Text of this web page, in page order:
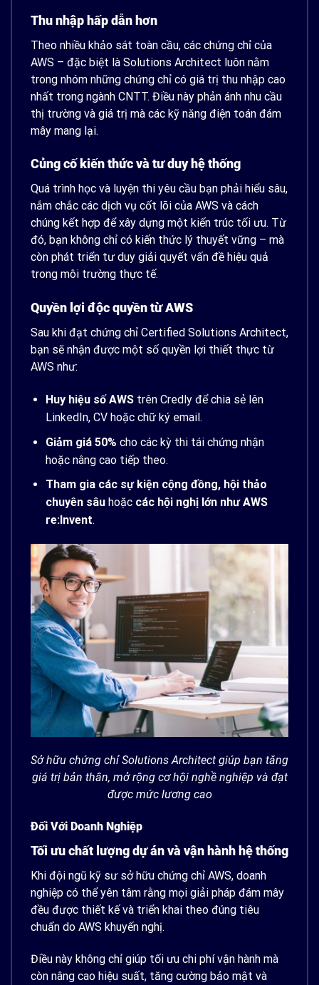
Thu nhập hấp dẫn hơn
Theo nhiều khảo sát toàn cầu, các chứng chỉ của
AWS – đặc biệt là Solutions Architect luôn nằm
trong nhóm những chứng chỉ có giá trị thu nhập cao
nhất trong ngành CNTT. Điều này phản ánh nhu cầu
thị trường và giá trị mà các kỹ năng điện toán đám
mây mang lại.
Củng cố kiến thức và tư duy hệ thống
Quá trình học và luyện thi yêu cầu bạn phải hiểu sâu,
nắm chắc các dịch vụ cốt lõi của AWS và cách
chúng kết hợp để xây dựng một kiến trúc tối ưu. Từ
đó, bạn không chỉ có kiến thức lý thuyết vững – mà
còn phát triển tư duy giải quyết vấn đề hiệu quả
trong môi trường thực tế.
Quyền lợi độc quyền từ AWS
Sau khi đạt chứng chỉ Certified Solutions Architect,
bạn sẽ nhận được một số quyền lợi thiết thực từ
AWS như:
Huy hiệu số AWS trên Credly để chia sẻ lên
LinkedIn, CV hoặc chữ ký email.
Giảm giá 50% cho các kỳ thi tái chứng nhận
hoặc nâng cao tiếp theo.
Tham gia các sự kiện cộng đồng, hội thảo
chuyên sâuhoặc các hội nghị lớn như AWS
re:Invent.
Sở hữu chứng chỉ Solutions Architect giúp bạn tăng
giá trị bản thân, mở rộng cơ hội nghề nghiệp và đạt
được mức lương cao
Đối Với Doanh Nghiệp
Tối ưu chất lượng dự án và vận hành hệ thống
Khi đội ngũ kỹ sư sở hữu chứng chỉ AWS, doanh
nghiệp có thể yên tâm rằng mọi giải pháp đám mây
đều được thiết kế và triển khai theo đúng tiêu
chuẩn do AWS khuyến nghị.
Điều này không chỉ giúp tối ưu chi phí vận hành mà
còn nâng cao hiệu suất, tăng cường bảo mật và